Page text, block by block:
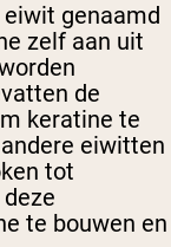
genaamd
zelf aan uit
de
keratine te
eiwitten
tot
te bouwen en